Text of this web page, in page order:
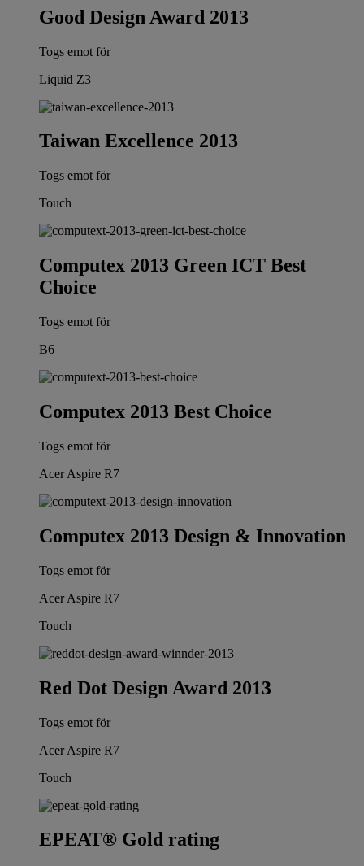
Good Design Award 2013
Togs emot för
Liquid Z3
Taiwan Excellence 2013
Togs emot för
Touch
Computex 2013 Green ICT Best
Choice
Togs emot för
B6
Computex 2013 Best Choice
Togs emot för
Acer Aspire R7
Computex 2013 Design & Innovation
Togs emot för
Acer Aspire R7
Touch
Red Dot Design Award 2013
Togs emot för
Acer Aspire R7
Touch
EPEAT® Gold rating